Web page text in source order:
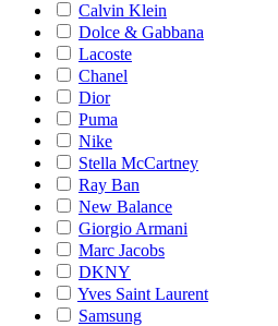
Calvin Klein
Dolce & Gabbana
Lacoste
Chanel
Dior
Puma
Nike
Stella McCartney
Ray Ban
New Balance
Giorgio Armani
Marc Jacobs
DKNY
Yves Saint Laurent
Samsung